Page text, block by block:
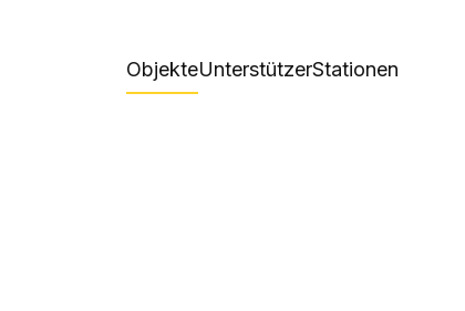
ObjekteUnterstützerStationen